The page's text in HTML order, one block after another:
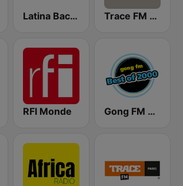
Latina Bachata Trace FM Cote D'Ivoire
RFI Monde Gong FM Best of 2000